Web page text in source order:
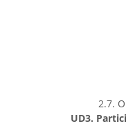
2.7.
UD3.